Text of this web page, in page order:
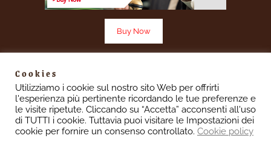
Buy Now
Vescovado 7 è un sito aggiornato in base ai sensi del
Regolamento UE 2016/679 denominato “Regolamento
Europeo in materia di protezione dei dati personali”(GDPR)
informiamo gli utenti che i dati personali immessi nel sito sono
Cookies
Utilizziamo i cookie sul nostro sito Web per offrirti
l'esperienza più pertinente ricordando le tue preferenze e
le visite ripetute. Cliccando su “Accetta” acconsenti all'uso
di TUTTI i cookie. Tuttavia puoi visitare le Impostazioni dei
cookie per fornire un consenso controllato. Cookie policy